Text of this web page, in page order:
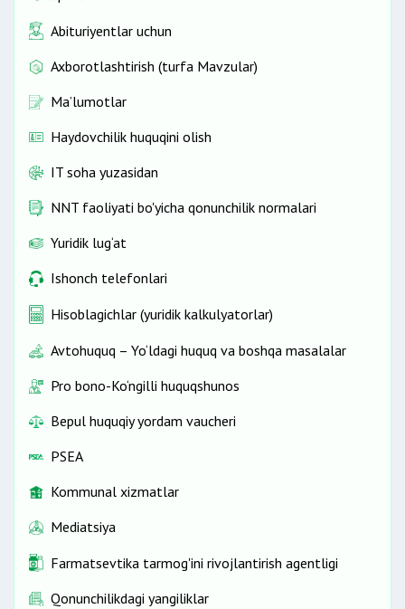
Abituriyentlar uchun
Axborotlashtirish (turfa Mavzular)
Ma’lumotlar
Haydovchilik huquqini olish
IT soha yuzasidan
NNT faoliyati bo'yicha qonunchilik normalari
Yuridik lug‘at
Ishonch telefonlari
Hisoblagichlar (yuridik kalkulyatorlar)
Avtohuquq – Yo‘ldagi huquq va boshqa masalalar
Pro bono-Ko‘ngilli huquqshunos
Bepul huquqiy yordam vaucheri
PSEA
Kommunal xizmatlar
Mediatsiya
Farmatsevtika tarmog'ini rivojlantirish agentligi
Qonunchilikdagi yangiliklar